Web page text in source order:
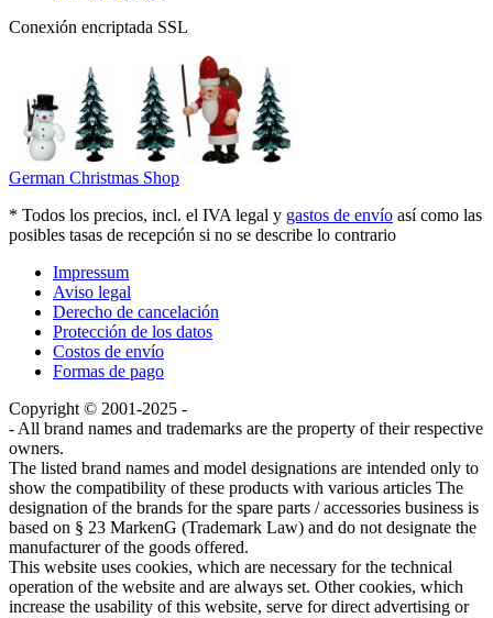
Conexión encriptada SSL
German Christmas Shop
* Todos los precios, incl. el IVA legal y gastos de envío así como las
posibles tasas de recepción si no se describe lo contrario
Impressum
Aviso legal
Derecho de cancelación
Protección de los datos
Costos de envío
Formas de pago
Copyright © 2001-2025 -
- All brand names and trademarks are the property of their respective
owners.
The listed brand names and model designations are intended only to
show the compatibility of these products with various articles The
designation of the brands for the spare parts / accessories business is
based on § 23 MarkenG (Trademark Law) and do not designate the
manufacturer of the goods offered.
This website uses cookies, which are necessary for the technical
operation of the website and are always set. Other cookies, which
increase the usability of this website, serve for direct advertising or